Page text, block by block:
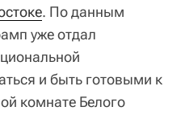
. По данным
уже отдал
и быть готовыми к
комнате Белого